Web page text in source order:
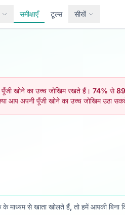
समीक्षाएँ टूल्स सीखें
खोने का उच्च जोखिम रखते हैं। 74% से
आप अपनी पूँजी खोने का उच्च जोखिम उठा
से खाता खोलते हैं, तो हमें आपकी बिना